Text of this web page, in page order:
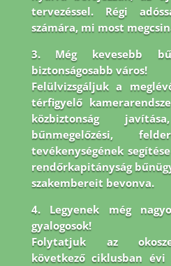
tervezéssel. Régi
számára, mi most
3. Még kevesebb
biztonságosabb város!
Felülvizsgáljuk a
térfigyelő
közbiztonság
bűnmegelőzési,
tevékenységének
rendőrkapitányság
szakembereit bevonva.
4. Legyenek még
gyalogosok!
Folytatjuk az
következő ciklusban